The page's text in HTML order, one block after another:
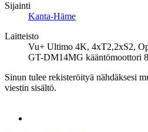
Sijainti
Kanta-Häme
Laitteisto
Vu+ Ultimo 4K, 4xT2,2xS2,
GT-DM14MG kääntömoottori
Sinun tulee rekisteröityä nähdäksesi
viestin sisältö.